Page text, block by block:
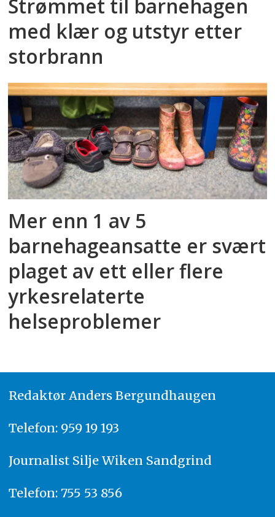
Strømmet til barnehagen
med klær og utstyr etter
storbrann
Mer enn 1 av 5
barnehageansatte er svært
plaget av ett eller flere
yrkesrelaterte
helseproblemer
Redaktør Anders Bergundhaugen
Telefon: 959 19 193
Journalist Silje Wiken Sandgrind
Telefon: 755 53 856